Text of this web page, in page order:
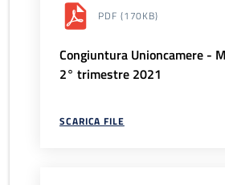
PDF (170KB)
Congiuntura Unioncamere -
2° trimestre 2021
SCARICA FILE